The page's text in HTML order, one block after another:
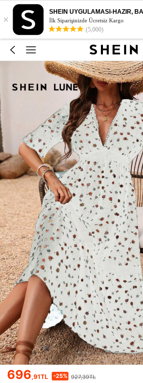
×
SHEIN UYGULAMASI-HAZIR,
İlk Siparişinizde Ücretsiz Kargo
(5,000)
696,91TL -25% 927,39TL